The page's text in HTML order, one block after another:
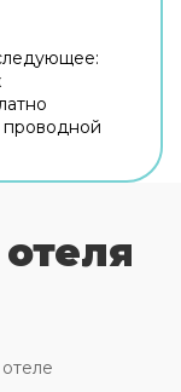
проводной
хостел
отеля
ежедневно
и
отеля